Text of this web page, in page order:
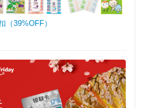
（39%OFF）